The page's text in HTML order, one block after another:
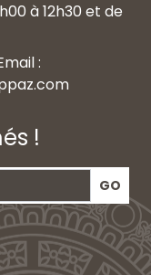
à 12h30 et de
:
!